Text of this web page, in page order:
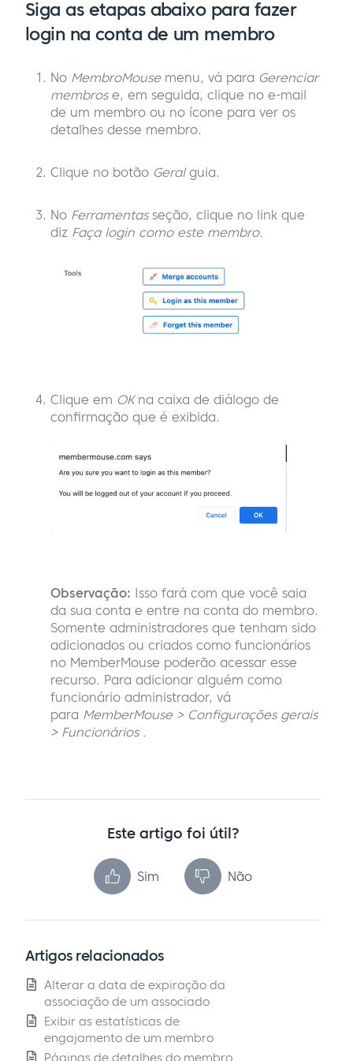
Siga as etapas abaixo para fazer
login na conta de um membro
No MembroMousemenu, vá para Gerenciar
membrose, em seguida, clique no e-mail
de um membro ou no ícone para ver os
detalhes desse membro.
Clique no botão Geralguia.
No Ferramentasseção, clique no link que
diz Faça login como este membro.
Clique em OKna caixa de diálogo de
confirmação que é exibida.
Observação: Isso fará com que você saia
da sua conta e entre na conta do membro.
Somente administradores que tenham sido
adicionados ou criados como funcionários
no MemberMouse poderão acessar esse
recurso. Para adicionar alguém como
funcionário administrador, vá
para MemberMouse > Configurações gerais
> Funcionários .
Este artigo foi útil?
Sim Não
Artigos relacionados
Alterar a data de expiração da
associação de um associado
Exibir as estatísticas de
engajamento de um membro
Páginas de detalhes do membro